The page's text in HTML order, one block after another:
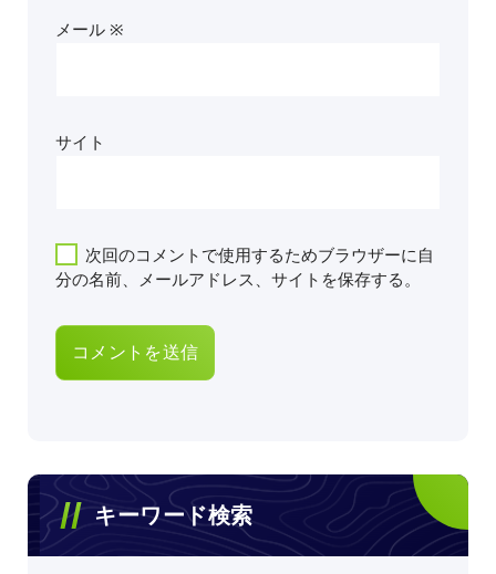
メール※
サイト
次回のコメントで使用するためブラウザーに自
分の名前、メールアドレス、サイトを保存する。
キーワード検索